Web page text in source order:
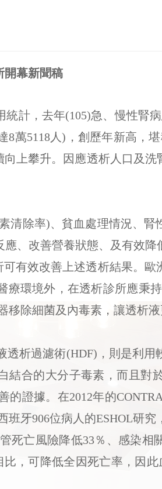
開幕新聞稿
，去年(105)急、慢性腎病
萬5118人)，創歷年新高，
上攀升。因應透析人口及
除率)、貧血處理情況、腎
、改善營養狀態、及有效
有效改善上述透析結果。
環境外，在透析診所應秉
除細菌及內毒素，讓透析
析過濾術(HDF)，則是利用
結合的大分子毒素，而且對
證據。在2012年的
牙906位病人的ESHOL研
死亡風險降低33％、感染相
，可降低全因死亡率，因